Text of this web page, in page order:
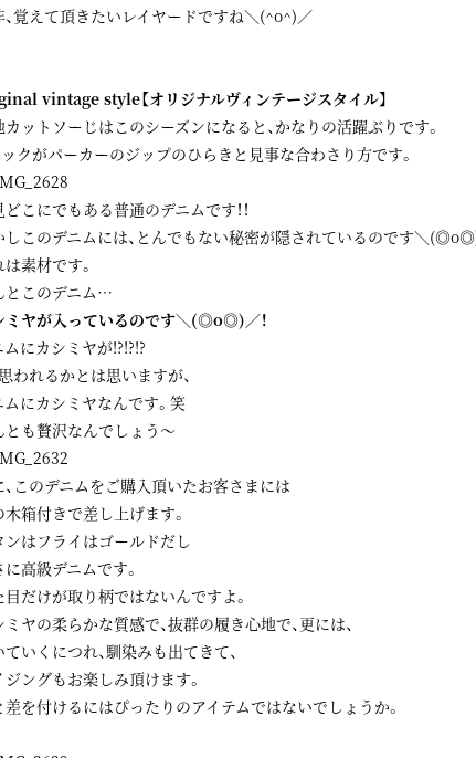
、覚えて頂きたいレイヤードですね＼(^o^)／
vintage style【オリジナルヴィンテージスタイル】
カットソーじはこのシーズンになると、かなりの活躍ぶりです。
クがパーカーのジップのひらきと見事な合わさり方です。
こにでもある普通のデニムです！！
しこのデニムには、とんでもない秘密が隠されているのです＼
素材です。
とこのデニム…
ミヤが入っているのです＼(◎o◎)／！
ムにカシミヤが!?!?!?
思われるかとは思いますが、
ムにカシミヤなんです。笑
とも贅沢なんでしょう～
、このデニムをご購入頂いたお客さまには
木箱付きで差し上げます。
ンはフライはゴールドだし
に高級デニムです。
目だけが取り柄ではないんですよ。
ミヤの柔らかな質感で、抜群の履き心地で、更には、
ていくにつれ、馴染みも出てきて、
ジングもお楽しみ頂けます。
差を付けるにはぴったりのアイテムではないでしょうか。